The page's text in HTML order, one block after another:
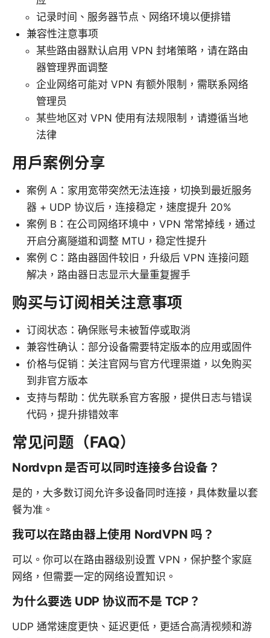
记录时间、服务器节点、网络环境以便排错
兼容性注意事项
某些路由器默认启用 VPN 封堵策略，请在路由
器管理界面调整
企业网络可能对 VPN 有额外限制，需联系网络
管理员
某些地区对 VPN 使用有法规限制，请遵循当地
法律
用户案例分享
案例 A：家用宽带突然无法连接，切换到最近服务
器 + UDP 协议后，连接稳定，速度提升 20%
案例 B：在公司网络环境中，VPN 常常掉线，通过
开启分离隧道和调整 MTU，稳定性提升
案例 C：路由器固件较旧，升级后 VPN 连接问题
解决，路由器日志显示大量重复握手
购买与订阅相关注意事项
订阅状态：确保账号未被暂停或取消
兼容性确认：部分设备需要特定版本的应用或固件
价格与促销：关注官网与官方代理渠道，以免购买
到非官方版本
支持与帮助：优先联系官方客服，提供日志与错误
代码，提升排错效率
常见问题（FAQ）
Nordvpn 是否可以同时连接多台设备？
是的，大多数订阅允许多设备同时连接，具体数量以套
餐为准。
我可以在路由器上使用 NordVPN 吗？
可以。你可以在路由器级别设置 VPN，保护整个家庭
网络，但需要一定的网络设置知识。
为什么要选 UDP 协议而不是 TCP？
UDP 通常速度更快、延迟更低，更适合高清视频和游